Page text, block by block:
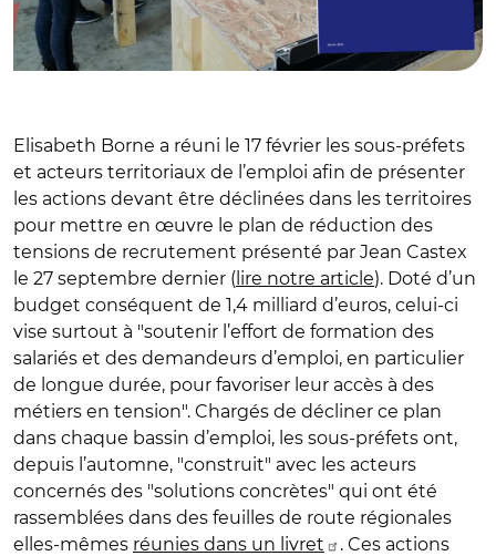
Elisabeth Borne a réuni le 17 février les sous-préfets
et acteurs territoriaux de l’emploi afin de présenter
les actions devant être déclinées dans les territoires
pour mettre en œuvre le plan de réduction des
tensions de recrutement présenté par Jean Castex
le 27 septembre dernier ( lire notre article). Doté d’un
budget conséquent de 1,4 milliard d’euros, celui-ci
vise surtout à "soutenir l’effort de formation des
salariés et des demandeurs d’emploi, en particulier
de longue durée, pour favoriser leur accès à des
métiers en tension". Chargés de décliner ce plan
dans chaque bassin d’emploi, les sous-préfets ont,
depuis l’automne, "construit" avec les acteurs
concernés des "solutions concrètes" qui ont été
rassemblées dans des feuilles de route régionales
elles-mêmes réunies dans un livret
. Ces actions